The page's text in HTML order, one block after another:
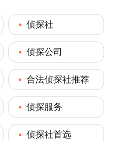
侦探社
侦探公司
合法侦探社推荐
侦探服务
侦探社首选